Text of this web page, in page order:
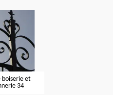
boiserie et
34